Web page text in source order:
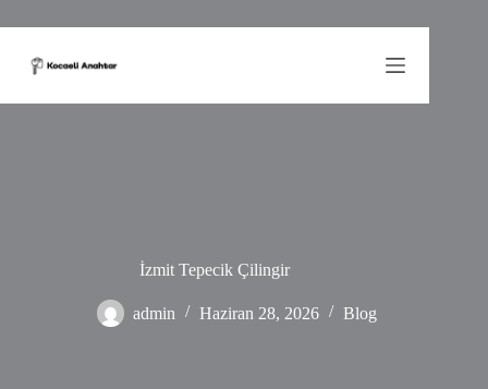
to
İzmit Tepecik Çilingir
admin Haziran 28, 2026 Blog